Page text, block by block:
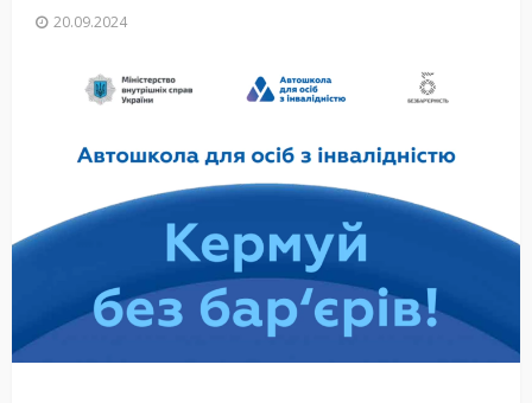
20.09.2024